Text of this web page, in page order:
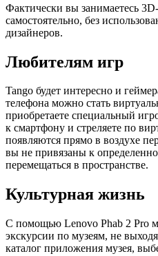
Фактически вы занимаетесь
самостоятельно, без
дизайнеров.
Любителям игр
Tango будет интересно и
телефона можно стать
приобретаете специальный
к смартфону и стреляете по
появляются прямо в воздухе
вы не привязаны к
перемещаться в пространстве.
Культурная жизнь
С помощью Lenovo Phab 2 Pro
экскурсии по музеям, не
каталог приложения музея,